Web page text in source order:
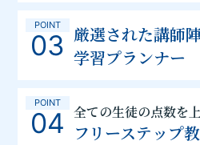
POINT
03 厳選された講師
学習プランナー
POINT
04 全ての生徒の点数を
フリーステップ